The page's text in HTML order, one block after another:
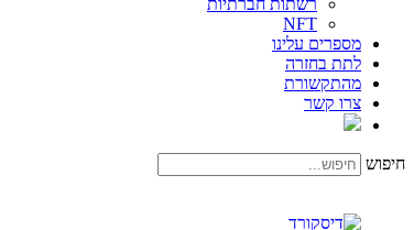
רשתות חברתיות
NFT
מספרים עלינו
לתת בחזרה
מהתקשורת
צרו קשר
חיפוש